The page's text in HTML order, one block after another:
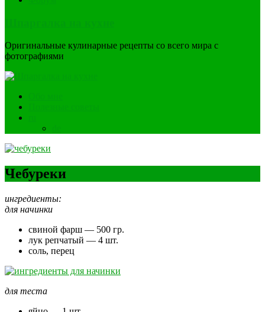
Оригинальные кулинарные рецепты со всего мира с
фотографиями
Чебуреки
ингредиенты:
для начинки
свиной фарш — 500 гр.
лук репчатый — 4 шт.
соль, перец
для теста